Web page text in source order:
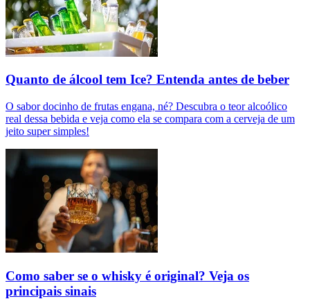
Quanto de álcool tem Ice? Entenda antes de beber
O sabor docinho de frutas engana, né? Descubra o teor alcoólico
real dessa bebida e veja como ela se compara com a cerveja de um
jeito super simples!
Como saber se o whisky é original? Veja os
principais sinais